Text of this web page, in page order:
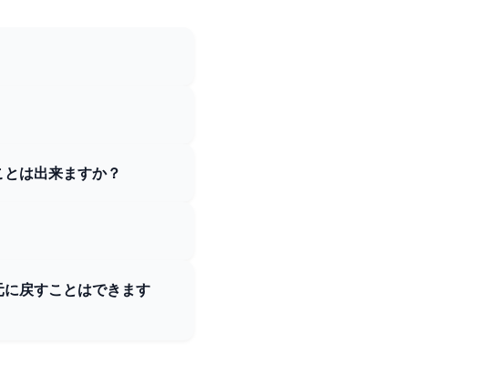
は出来ますか？
戻すことはできます